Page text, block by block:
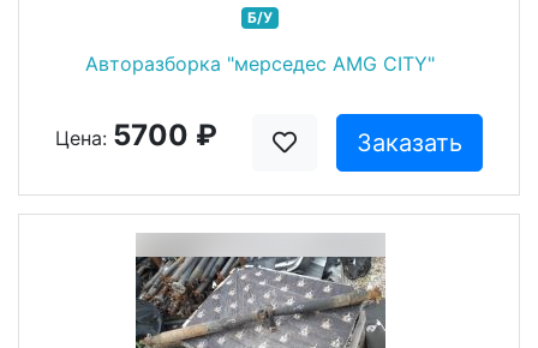
Б/У
Авторазборка "мерседес AMG CITY"
Цена: 5700 ₽ Заказать